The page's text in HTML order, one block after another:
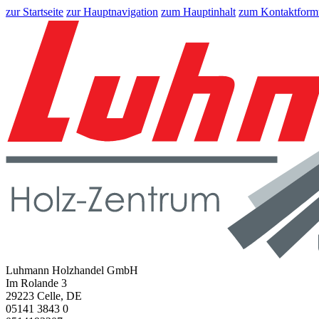
zur Startseite zur Hauptnavigation zum Hauptinhalt zum
Luhmann Holzhandel GmbH
Im Rolande 3
29223 Celle, DE
05141 3843 0